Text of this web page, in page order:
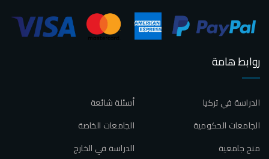
روابط هامة
أسئلة شائعة
الدراسة في تركيا
الجامعات الخاصة
الجامعات الحكومية
الدراسة في الخارج
منح جامعية